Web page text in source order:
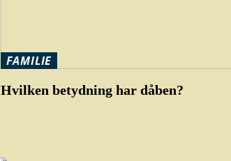
FAMILIE
Hvilken betydning har dåben?